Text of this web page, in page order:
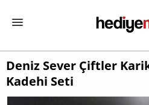
Deniz Sever Çiftler
Kadehi Seti